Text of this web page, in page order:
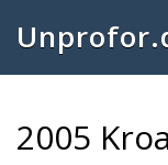
2005